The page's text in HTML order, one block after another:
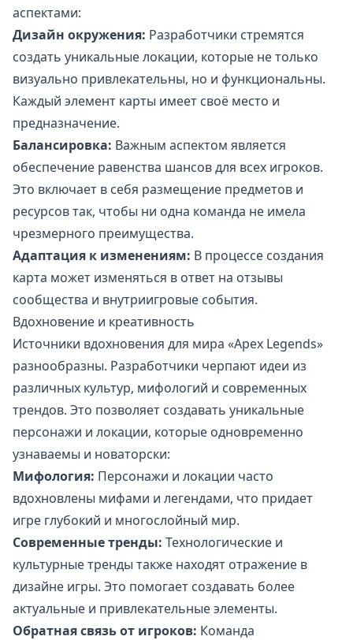
аспектами:
Дизайн окружения: Разработчики стремятся
создать уникальные локации, которые не только
визуально привлекательны, но и функциональны.
Каждый элемент карты имеет своё место и
предназначение.
Балансировка: Важным аспектом является
обеспечение равенства шансов для всех игроков.
Это включает в себя размещение предметов и
ресурсов так, чтобы ни одна команда не имела
чрезмерного преимущества.
Адаптация к изменениям: В процессе создания
карта может изменяться в ответ на отзывы
сообщества и внутриигровые события.
Вдохновение и креативность
Источники вдохновения для мира «Apex Legends»
разнообразны. Разработчики черпают идеи из
различных культур, мифологий и современных
трендов. Это позволяет создавать уникальные
персонажи и локации, которые одновременно
узнаваемы и новаторски:
Мифология: Персонажи и локации часто
вдохновлены мифами и легендами, что придает
игре глубокий и многослойный мир.
Современные тренды: Технологические и
культурные тренды также находят отражение в
дизайне игры. Это помогает создавать более
актуальные и привлекательные элементы.
Обратная связь от игроков: Команда